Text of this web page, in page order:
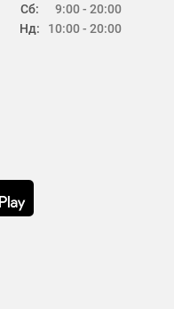
Сб:
Нд:
9:00 - 20:00
10:00 - 20:00